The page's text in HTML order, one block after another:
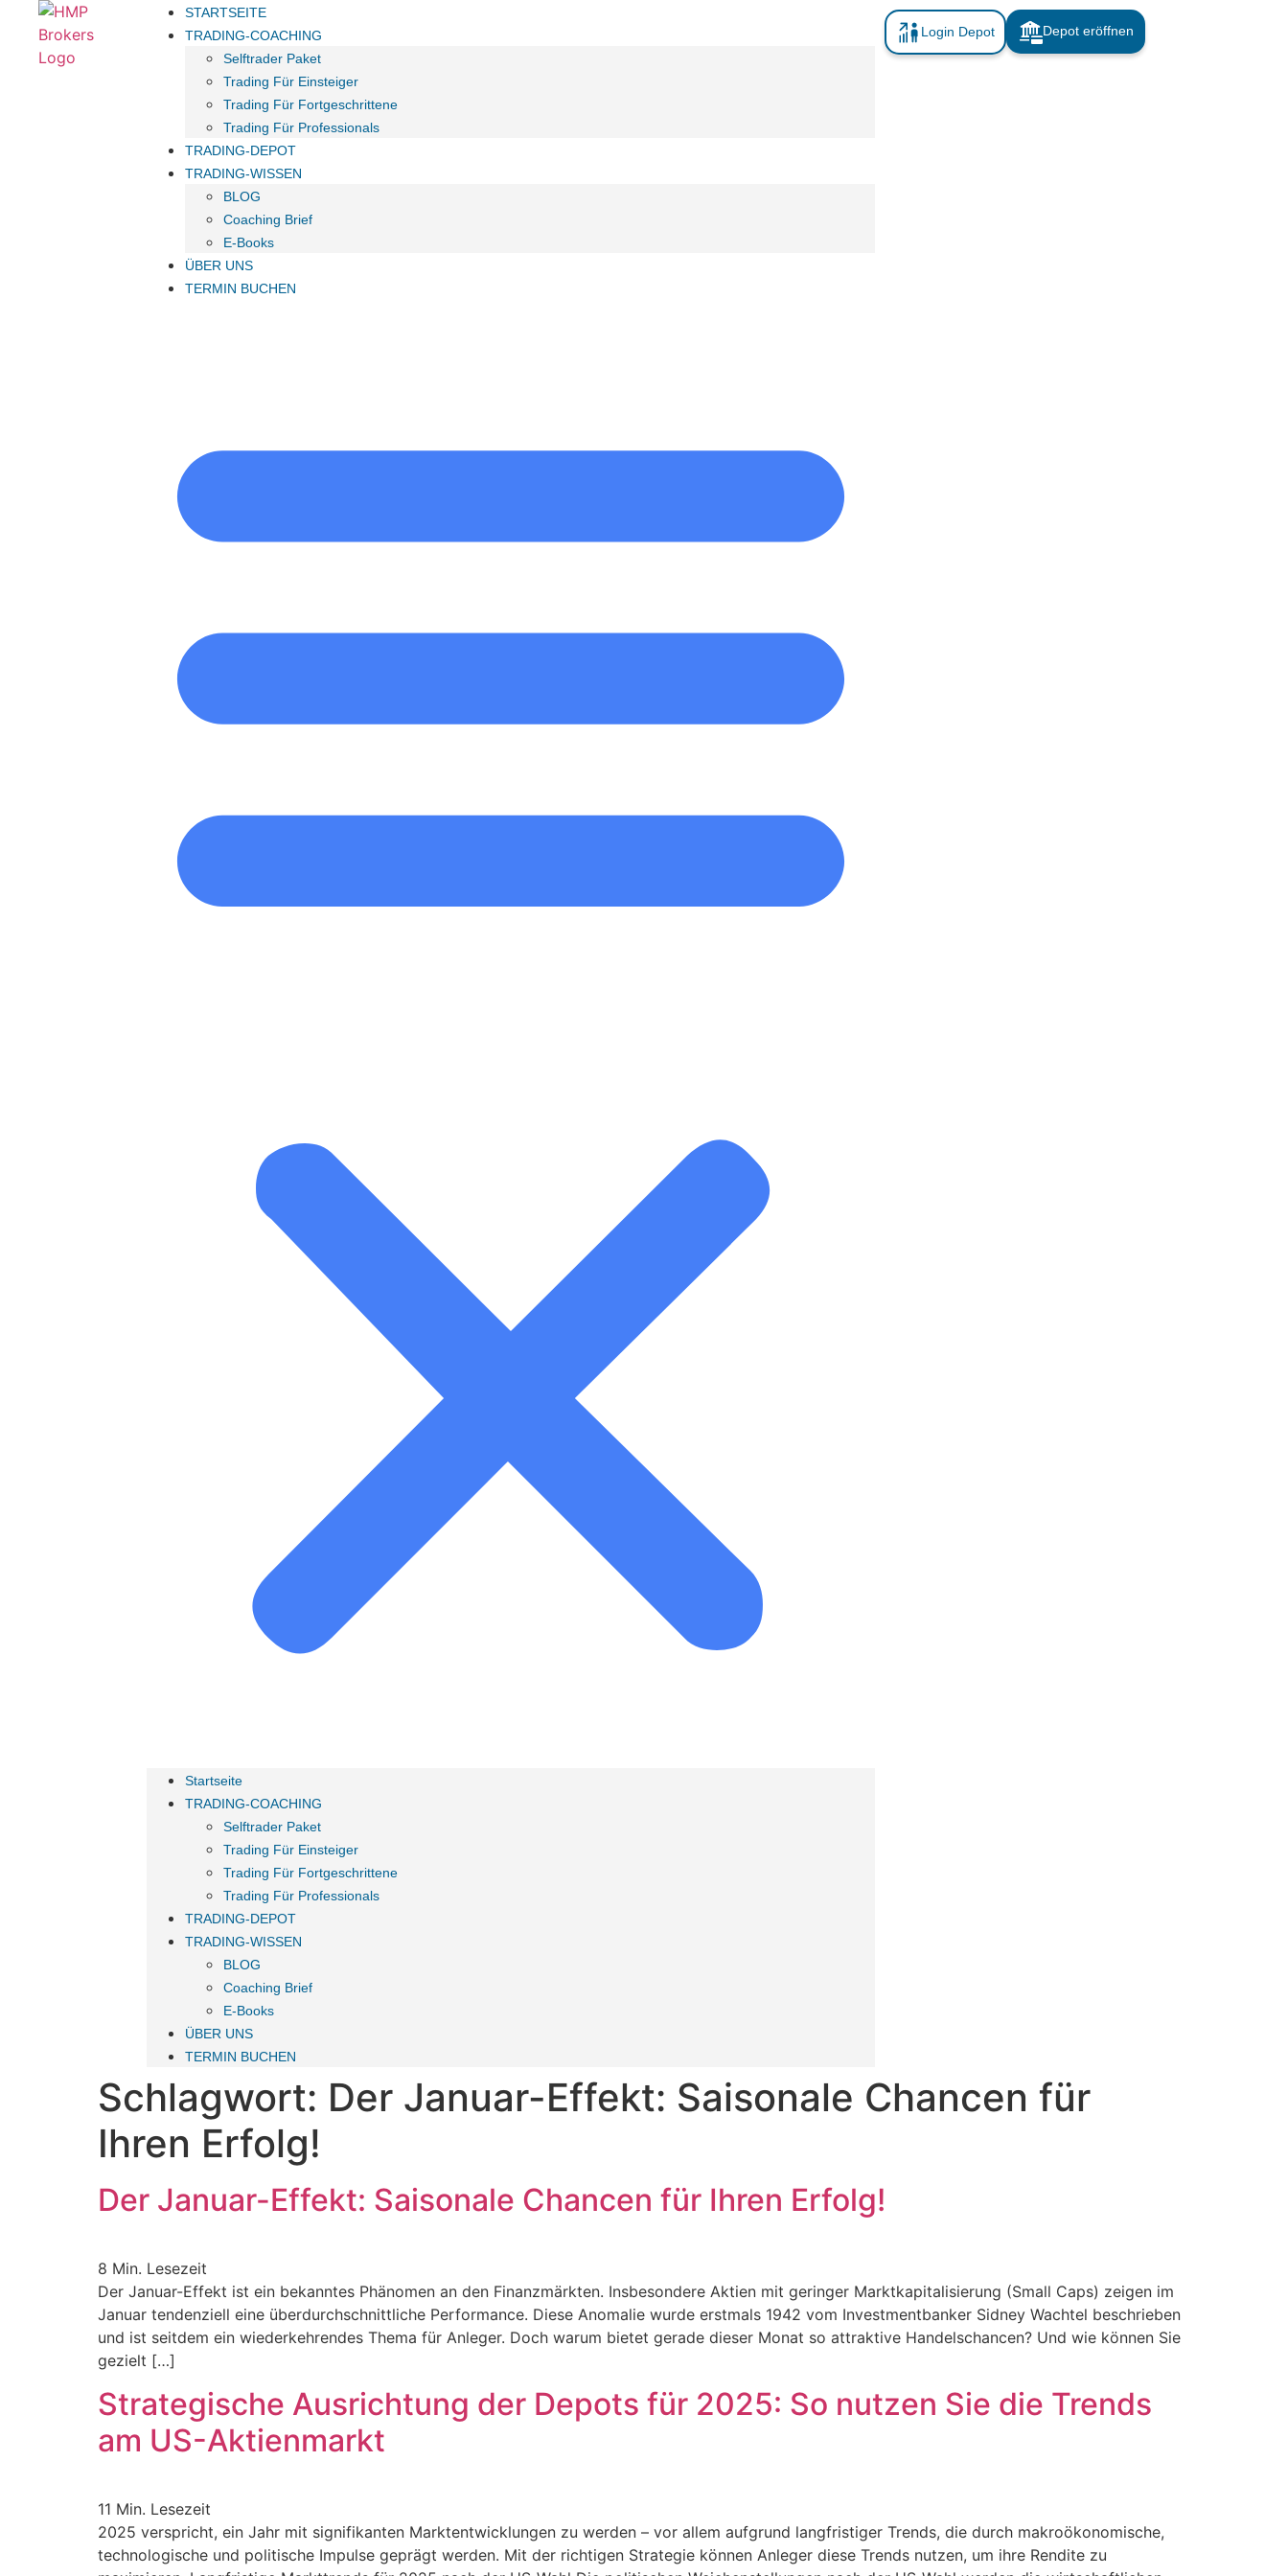
STARTSEITE
TRADING-COACHING
Selftrader Paket
Trading Für Einsteiger
Trading Für Fortgeschrittene
Trading Für Professionals
TRADING-DEPOT
TRADING-WISSEN
BLOG
Coaching Brief
E-Books
ÜBER UNS
TERMIN BUCHEN
Startseite
TRADING-COACHING
Selftrader Paket
Trading Für Einsteiger
Trading Für Fortgeschrittene
Trading Für Professionals
TRADING-DEPOT
TRADING-WISSEN
BLOG
Coaching Brief
E-Books
ÜBER UNS
TERMIN BUCHEN
Login Depot Depot eröffnen
Schlagwort: Der Januar-Effekt: Saisonale Chancen für
Ihren Erfolg!
Der Januar-Effekt: Saisonale Chancen für Ihren Erfolg!
8 Min. Lesezeit
Der Januar-Effekt ist ein bekanntes Phänomen an den Finanzmärkten. Insbesondere Aktien mit geringer Marktkapitalisierung (Small Caps) zeigen im
Januar tendenziell eine überdurchschnittliche Performance. Diese Anomalie wurde erstmals 1942 vom Investmentbanker Sidney Wachtel beschrieben
und ist seitdem ein wiederkehrendes Thema für Anleger. Doch warum bietet gerade dieser Monat so attraktive Handelschancen? Und wie können Sie
gezielt […]
Strategische Ausrichtung der Depots für 2025: So nutzen Sie die Trends
am US-Aktienmarkt
11 Min. Lesezeit
2025 verspricht, ein Jahr mit signifikanten Marktentwicklungen zu werden – vor allem aufgrund langfristiger Trends, die durch makroökonomische,
technologische und politische Impulse geprägt werden. Mit der richtigen Strategie können Anleger diese Trends nutzen, um ihre Rendite zu